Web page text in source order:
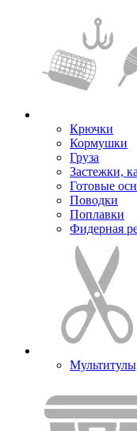
Крючки
Кормушки
Груза
Застежки,
Готовые
Поводки
Поплавки
Фидерная